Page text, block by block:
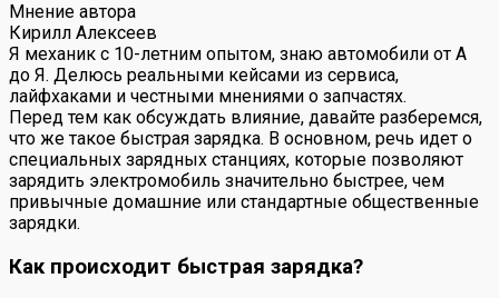
Мнение автора
Кирилл Алексеев
Я механик с 10-летним опытом, знаю автомобили от А
до Я. Делюсь реальными кейсами из сервиса,
лайфхаками и честными мнениями о запчастях.
Перед тем как обсуждать влияние, давайте разберемся,
что же такое быстрая зарядка. В основном, речь идет о
специальных зарядных станциях, которые позволяют
зарядить электромобиль значительно быстрее, чем
привычные домашние или стандартные общественные
зарядки.
Как происходит быстрая зарядка?